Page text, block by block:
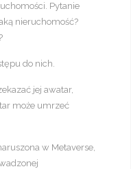
Pytanie
nieruchomość?
do nich.
jej awatar,
może umrzeć
w Metaverse,